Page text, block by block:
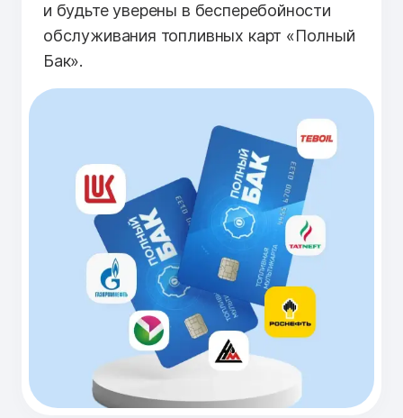
и будьте уверены в бесперебойности
обслуживания топливных карт «Полный
Бак».